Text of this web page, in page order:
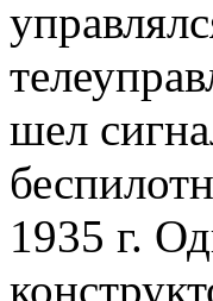
шел
1935 г.